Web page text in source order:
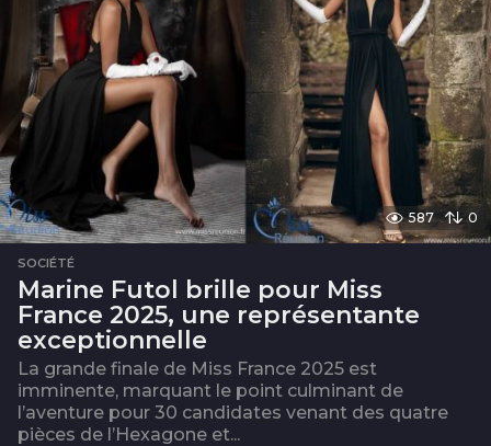
587 0
SOCIÉTÉ
Marine Futol brille pour Miss
France 2025, une représentante
exceptionnelle
La grande finale de Miss France 2025 est
imminente, marquant le point culminant de
l’aventure pour 30 candidates venant des quatre
pièces de l’Hexagone et...